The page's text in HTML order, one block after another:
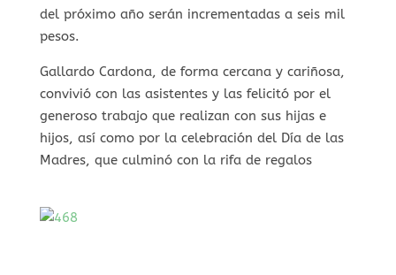
del próximo año serán incrementadas a seis mil
pesos.
Gallardo Cardona, de forma cercana y cariñosa,
convivió con las asistentes y las felicitó por el
generoso trabajo que realizan con sus hijas e
hijos, así como por la celebración del Día de las
Madres, que culminó con la rifa de regalos